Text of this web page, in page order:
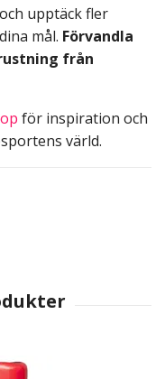
och upptäck fler
mål. Förvandla
från
för inspiration och
värld.